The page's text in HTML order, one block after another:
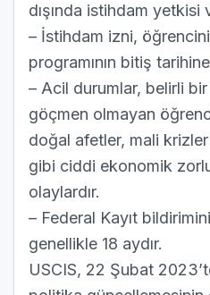
dışında istihdam yetkisi
– İstihdam izni,
programının bitiş
– Acil durumlar, belirli
göçmen olmayan
doğal afetler, mali
gibi ciddi ekonomik
olaylardır.
– Federal Kayıt
genellikle 18 aydır.
USCIS, 22 Şubat